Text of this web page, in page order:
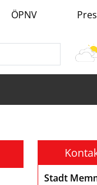
ÖPNV
Stadt